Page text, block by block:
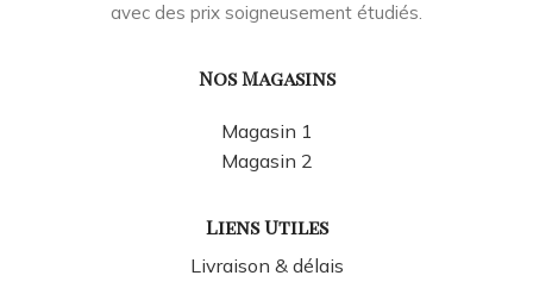
avec des prix soigneusement étudiés.
Nos Magasins
Magasin 1
Magasin 2
Liens Utiles
Livraison & délais